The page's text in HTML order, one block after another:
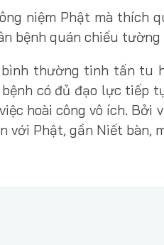
niệm Phật mà
bệnh quán chiếu
thường tinh tấn tu
có đủ đạo lực tiếp
hoài công vô ích.
với Phật, gần Niết bàn,